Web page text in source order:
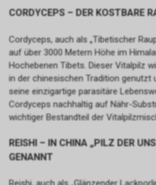
CORDYCEPS – DER KOSTBARE
Cordyceps, auch als „Tibetischer
auf über 3000 Metern Höhe im
Hochebenen Tibets. Dieser Vitalpilz
in der chinesischen Tradition genutzt
seine einzigartige parasitäre
Cordyceps nachhaltig auf Nähr-
wichtiger Bestandteil der
REISHI – IN CHINA „PILZ DER
GENANNT